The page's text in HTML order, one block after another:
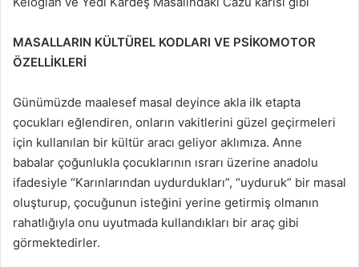
MASALLARIN KÜLTÜREL KODLARI VE PSİKOMOTOR
ÖZELLİKLERİ
Günümüzde maalesef masal deyince akla ilk etapta
çocukları eğlendiren, onların vakitlerini güzel geçirmeleri
için kullanılan bir kültür aracı geliyor aklımıza. Anne
babalar çoğunlukla çocuklarının ısrarı üzerine anadolu
ifadesiyle “Karınlarından uydurdukları”, “uyduruk” bir masal
oluşturup, çocuğunun isteğini yerine getirmiş olmanın
rahatlığıyla onu uyutmada kullandıkları bir araç gibi
görmektedirler.